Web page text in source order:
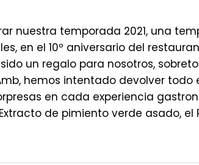
nuestra temporada 2021, una
en el 10º aniversario del
un regalo para nosotros,
hemos intentado devolver todo
en cada experiencia
de pimiento verde asado, el